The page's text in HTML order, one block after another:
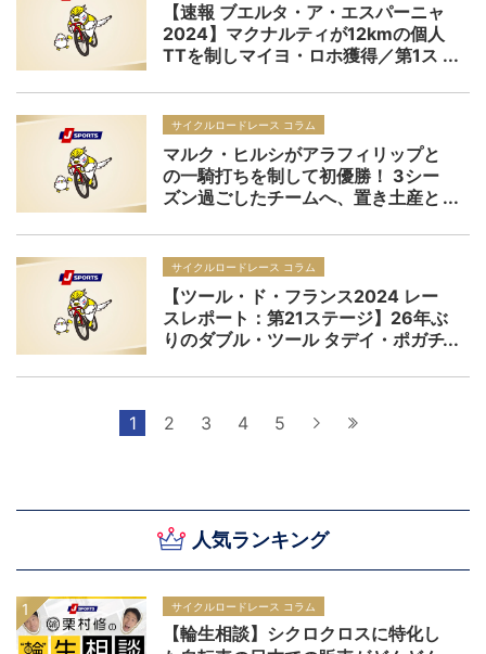
人気ランキング
サイクルロードレース コラム
【輪生相談】シクロクロスに特化し
【速報 ブエルタ・ア・エスパーニャ
2024】マクナルティが12kmの個人
TTを制しマイヨ・ロホ獲得／第1ス
サイクルロードレース コラム
マルク・ヒルシがアラフィリップと
の一騎打ちを制して初優勝！ 3シー
ズン過ごしたチームへ、置き土産と
クラシカ・サンセバスティアン：レ
ビュー】
サイクルロードレース コラム
【ツール・ド・フランス2024 レー
スレポート：第21ステージ】26年ぶ
りのダブル・ツール タデイ・ポガチ
ール制覇！「自転車競技の歴史にお
くちゃ！ そして次の目標は…」
1 2 3 4 5 次へ